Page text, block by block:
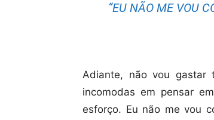
“EU NÃO ME VOU
Adiante, não vou
incomodas em pensar
esforço. Eu não me vou